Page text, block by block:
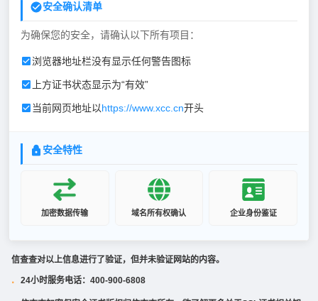
安全确认清单
为确保您的安全，请确认以下所有项目：
浏览器地址栏没有显示任何警告图标
上方证书状态显示为“有效”
当前网页地址以https://www.xcc.cn开头
安全特性
加密数据传输 域名所有权确认 企业身份鉴证
信查查对以上信息进行了验证，但并未验证网站的内容。
· 24小时服务电话：400-900-6808